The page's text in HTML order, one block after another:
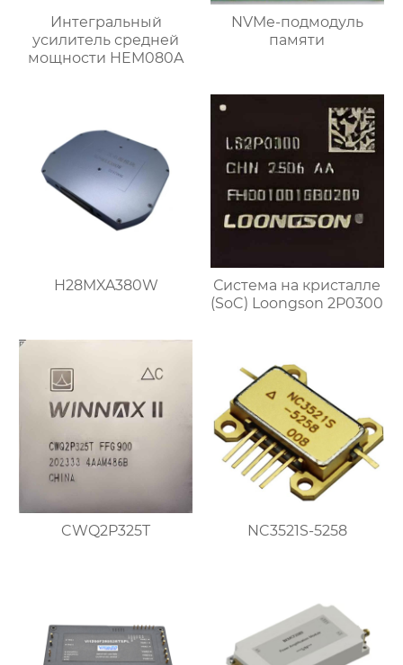
Интегральный
усилитель средней
мощности HEM080A
NVMe-подмодуль
памяти
H28MXA380W
Система на кристалле
(SoC) Loongson 2P0300
CWQ2P325T NC3521S-5258